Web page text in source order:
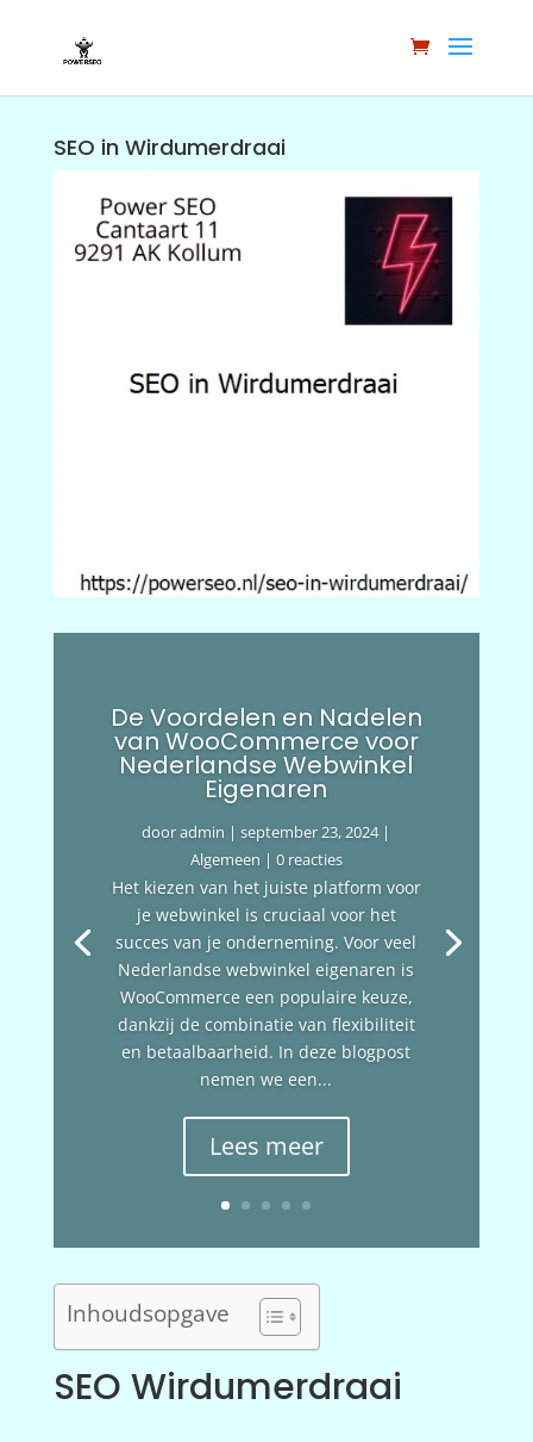
SEO in Wirdumerdraai
De Voordelen en Nadelen
van WooCommerce voor
Nederlandse Webwinkel
Eigenaren
dooradmin |september 23, 2024|
Algemeen | 0 reacties
Het kiezen van het juiste platform voor
je webwinkel is cruciaal voor het
succes van je onderneming. Voor veel
Nederlandse webwinkel eigenaren is
WooCommerce een populaire keuze,
dankzij de combinatie van flexibiliteit
en betaalbaarheid. In deze blogpost
nemen we een...
Lees meer
Inhoudsopgave
SEO Wirdumerdraai